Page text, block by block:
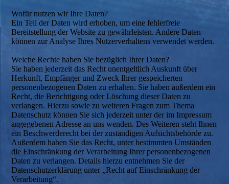
Wofür nutzen wir Ihre Daten?
Ein Teil der Daten wird erhoben, um eine fehlerfreie
Bereitstellung der Website zu gewährleisten. Andere Daten
können zur Analyse Ihres Nutzerverhaltens verwendet werden.
Welche Rechte haben Sie bezüglich Ihrer Daten?
Sie haben jederzeit das Recht unentgeltlich Auskunft über
Herkunft, Empfänger und Zweck Ihrer gespeicherten
personenbezogenen Daten zu erhalten. Sie haben außerdem ein
Recht, die Berichtigung oder Löschung dieser Daten zu
verlangen. Hierzu sowie zu weiteren Fragen zum Thema
Datenschutz können Sie sich jederzeit unter der im Impressum
angegebenen Adresse an uns wenden. Des Weiteren steht Ihnen
ein Beschwerderecht bei der zuständigen Aufsichtsbehörde zu.
Außerdem haben Sie das Recht, unter bestimmten Umständen
die Einschränkung der Verarbeitung Ihrer personenbezogenen
Daten zu verlangen. Details hierzu entnehmen Sie der
Datenschutzerklärung unter „Recht auf Einschränkung der
Verarbeitung“.